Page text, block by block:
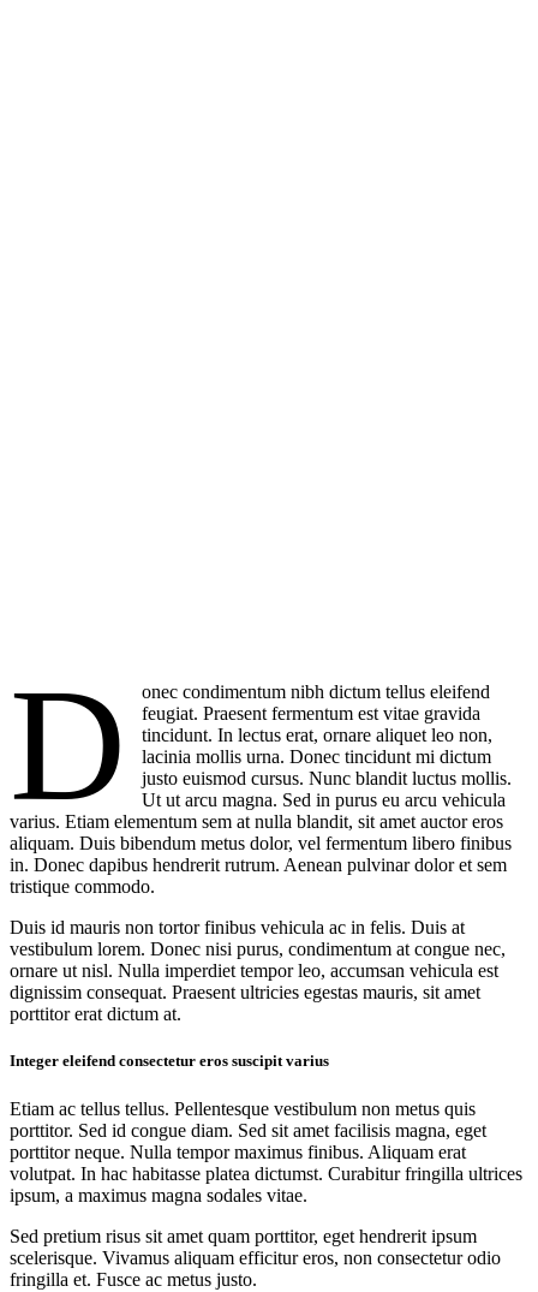
D
onec condimentum nibh dictum tellus eleifend
feugiat. Praesent fermentum est vitae gravida
tincidunt. In lectus erat, ornare aliquet leo non,
lacinia mollis urna. Donec tincidunt mi dictum
justo euismod cursus. Nunc blandit luctus mollis.
Ut ut arcu magna. Sed in purus eu arcu vehicula
varius. Etiam elementum sem at nulla blandit, sit amet auctor eros
aliquam. Duis bibendum metus dolor, vel fermentum libero finibus
in. Donec dapibus hendrerit rutrum. Aenean pulvinar dolor et sem
tristique commodo.
Duis id mauris non tortor finibus vehicula ac in felis. Duis at
vestibulum lorem. Donec nisi purus, condimentum at congue nec,
ornare ut nisl. Nulla imperdiet tempor leo, accumsan vehicula est
dignissim consequat. Praesent ultricies egestas mauris, sit amet
porttitor erat dictum at.
Integer eleifend consectetur eros suscipit varius
Etiam ac tellus tellus. Pellentesque vestibulum non metus quis
porttitor. Sed id congue diam. Sed sit amet facilisis magna, eget
porttitor neque. Nulla tempor maximus finibus. Aliquam erat
volutpat. In hac habitasse platea dictumst. Curabitur fringilla ultrices
ipsum, a maximus magna sodales vitae.
Sed pretium risus sit amet quam porttitor, eget hendrerit ipsum
scelerisque. Vivamus aliquam efficitur eros, non consectetur odio
fringilla et. Fusce ac metus justo.